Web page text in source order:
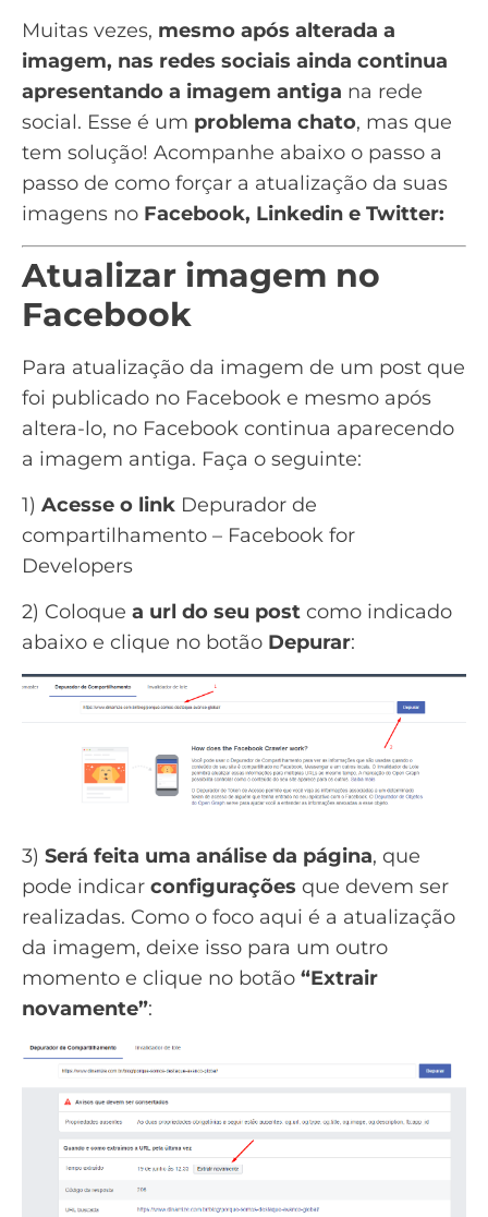
Muitas vezes, mesmo após alterada a
imagem, nas redes sociais ainda continua
apresentando a imagem antiga na rede
social. Esse é um problema chato, mas que
tem solução! Acompanhe abaixo o passo a
passo de como forçar a atualização da suas
imagens no Facebook, Linkedin e Twitter:
Atualizar imagem no
Facebook
Para atualização da imagem de um post que
foi publicado no Facebook e mesmo após
altera-lo, no Facebook continua aparecendo
a imagem antiga. Faça o seguinte:
1) Acesse o link Depurador de
compartilhamento – Facebook for
Developers
2) Coloque a url do seu post como indicado
abaixo e clique no botão Depurar:
3) Será feita uma análise da página, que
pode indicar configurações que devem ser
realizadas. Como o foco aqui é a atualização
da imagem, deixe isso para um outro
momento e clique no botão “Extrair
novamente”: